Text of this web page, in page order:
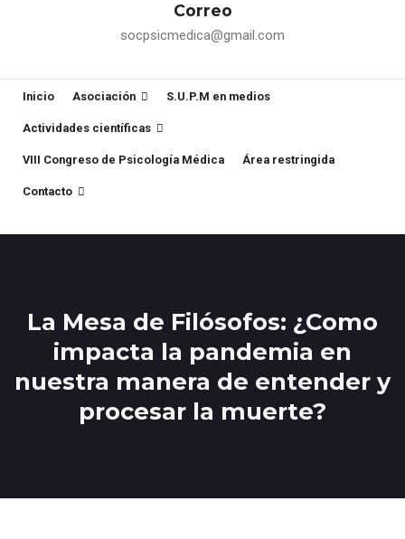
Correo
socpsicmedica@gmail.com
Inicio Asociación S.U.P.M en medios
Actividades científicas
VIII Congreso de Psicología Médica Área restringida
Contacto
La Mesa de Filósofos: ¿Como
impacta la pandemia en
nuestra manera de entender y
procesar la muerte?